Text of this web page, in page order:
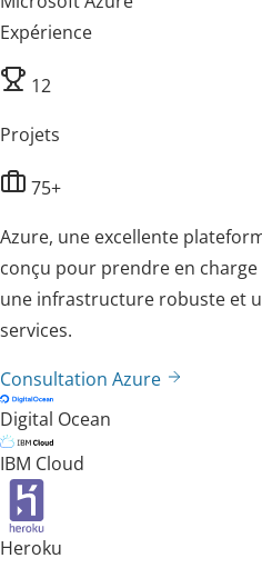
Expérience
12
Projets
75+
Azure, une excellente
conçu pour prendre en charge
une infrastructure robuste et
services.
Consultation Azure
Digital Ocean
IBM Cloud
Heroku